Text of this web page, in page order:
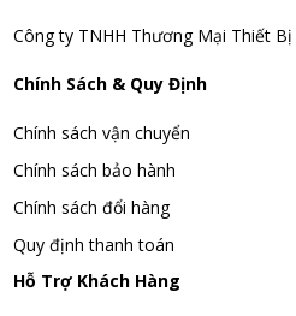
Công ty TNHH Thương Mại Thiết
Chính Sách & Quy Định
Chính sách vận chuyển
Chính sách bảo hành
Chính sách đổi hàng
Quy định thanh toán
Hỗ Trợ Khách Hàng